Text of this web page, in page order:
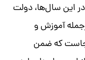
این سال‌ها، دولت
آموزش و
که ضمن